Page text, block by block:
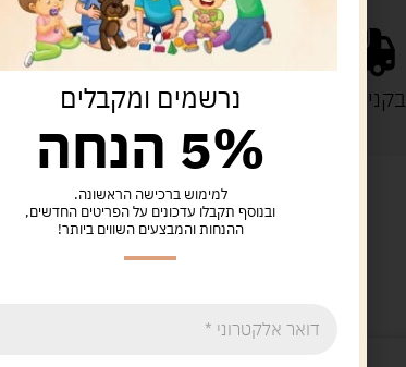
בקנייה מעל 329 ש"ח נרשמים ומקבלים
5% הנחה
למימוש ברכישה הראשונה.
ובנוסף תקבלו עדכונים על הפריטים החדשים,
ההנחות והמבצעים השווים ביותר!